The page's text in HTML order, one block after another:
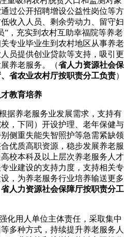
过公开招聘增设公益性岗位等方
收入人员、剩余劳动力、留守妇
”，充实到农村互助幸福院等养老
专业毕业生到农村地区从事养老
员提供创业贷款等支持，吸引更
养老服务。（省人力资源社会保
省农业农村厅按职责分工负责）
教育培养
据养老服务业发展需求，支持有
，下同）开设护理、老年保健与
侧重失能失智照护等急需紧缺领
优质高职资源，稳步发展养老服
校本科及以上层次养老服务人才
业建设的支持力度，支持相关专
，为养老服务行业培养输送更多
人力资源社会保障厅按职责分工
化用人单位主体责任，采取集中
多种方式，持续提升养老服务人